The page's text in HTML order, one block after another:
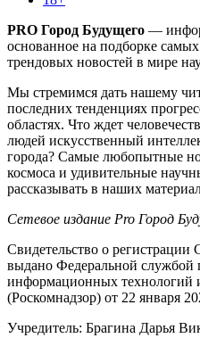
PRO Город Будущего —
основанное на подборке
трендовых новостей в мире
Мы стремимся дать нашему
последних тенденциях
областях. Что ждет
людей искусственный
города? Самые любопытные
космоса и удивительные
рассказывать в наших
Сетевое издание Pro Город
Свидетельство о
выдано Федеральной службой
информационных технологий
(Роскомнадзор) от 22 января
Учредитель: Брагина Дарья